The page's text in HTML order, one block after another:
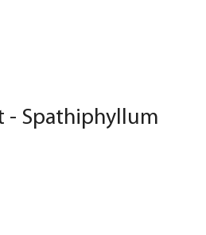
- Spathiphyllum